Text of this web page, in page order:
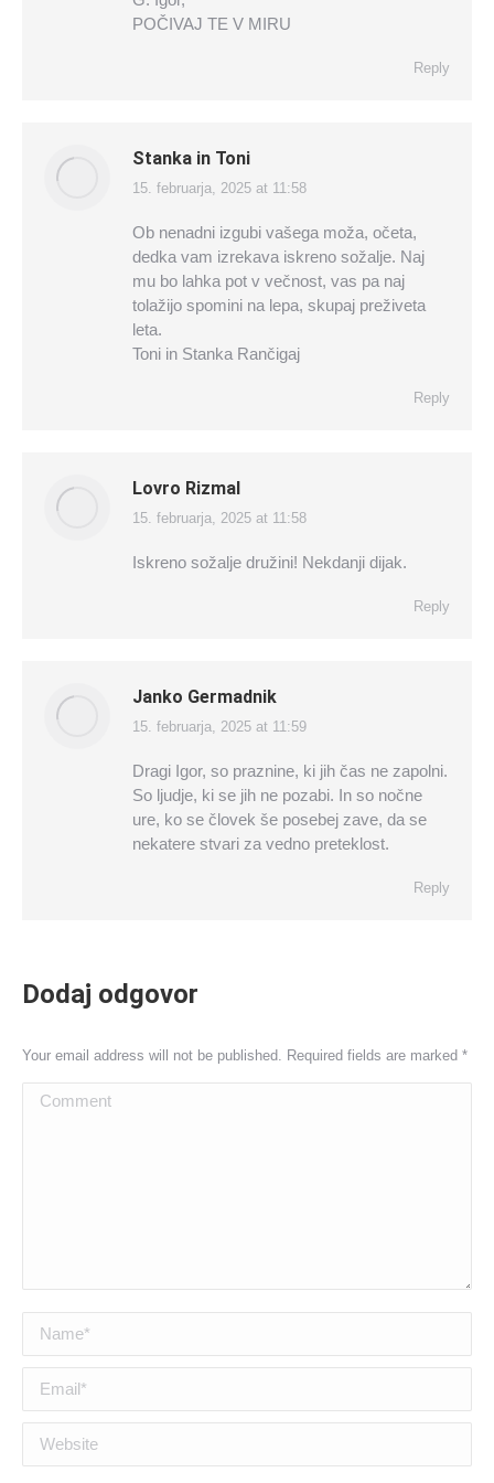
POČIVAJ TE V MIRU
Reply
Stanka in Toni
says:
15. februarja, 2025 at 11:58
Ob nenadni izgubi vašega moža, očeta,
dedka vam izrekava iskreno sožalje. Naj
mu bo lahka pot v večnost, vas pa naj
tolažijo spomini na lepa, skupaj preživeta
leta.
Toni in Stanka Rančigaj
Reply
Lovro Rizmal
says:
15. februarja, 2025 at 11:58
Iskreno sožalje družini! Nekdanji dijak.
Reply
Janko Germadnik
says:
15. februarja, 2025 at 11:59
Dragi Igor, so praznine, ki jih čas ne zapolni.
So ljudje, ki se jih ne pozabi. In so nočne
ure, ko se človek še posebej zave, da se
nekatere stvari za vedno preteklost.
Reply
Dodaj odgovor
Your email address will not be published. Required fields are marked *
Comment
Name *
Email *
Website